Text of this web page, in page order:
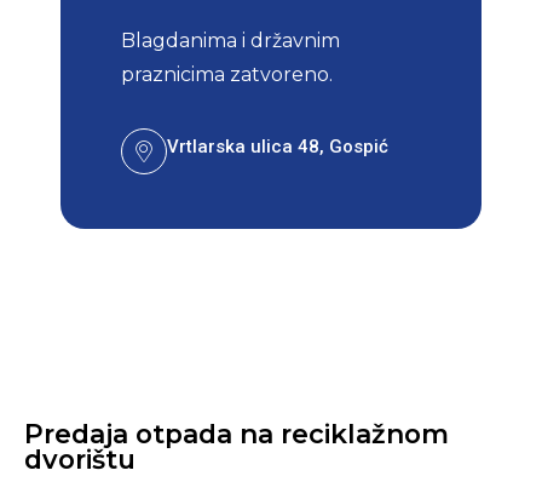
Blagdanima i državnim
praznicima zatvoreno.
Vrtlarska ulica 48, Gospić
Predaja otpada na reciklažnom
dvorištu